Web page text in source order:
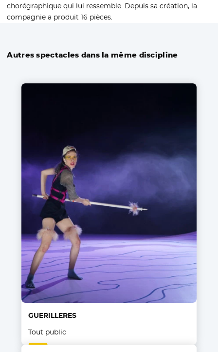
chorégraphique qui lui ressemble. Depuis sa création, la
compagnie a produit 16 pièces.
Autres spectacles dans la même discipline
GUERILLERES
Tout public